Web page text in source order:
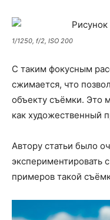
1/1250, f/2, ISO 200
С таким фокусным
сжимается, что
объекту съёмки. Это
как художественный
Автору статьи было
экспериментировать
примеров такой